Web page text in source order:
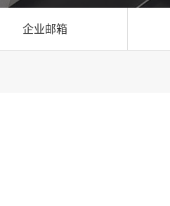
企业邮箱